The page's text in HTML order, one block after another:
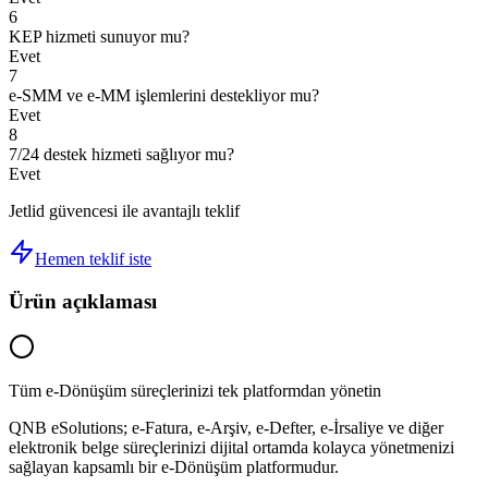
6
KEP hizmeti sunuyor mu?
Evet
7
e-SMM ve e-MM işlemlerini destekliyor mu?
Evet
8
7/24 destek hizmeti sağlıyor mu?
Evet
Jetlid güvencesi ile avantajlı teklif
Hemen teklif iste
Ürün açıklaması
Tüm e-Dönüşüm süreçlerinizi tek platformdan yönetin
QNB eSolutions; e-Fatura, e-Arşiv, e-Defter, e-İrsaliye ve diğer
elektronik belge süreçlerinizi dijital ortamda kolayca yönetmenizi
sağlayan kapsamlı bir e-Dönüşüm platformudur.